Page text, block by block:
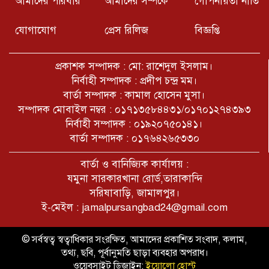
সাপাহার উপজেলার খঞ্জনপুর সীমান্তে ১টি
W Czacie Gołove AI odpowiada
naturalnie i płynnie na pytania
বাংলাদেশের ইতিহাসে আগষ্ট ৬৯ হতে
২৪ আলোচিত ঘটনাবলী
যোগাযোগ প্রেস রিলিজ বিজ্ঞপ্তি
প্রকাশক সম্পাদক : মো: রাশেদুল ইসলাম।
নির্বাহী সম্পাদক : প্রদীপ চন্দ্র মম।
বার্তা সম্পাদক : কামাল হোসেন মুসা।
সম্পাদক মোবাইল নম্বর : ০১৭১৩৫৮৪৪৩১/০১৭০১২৭৪৩৯৩
নির্বাহী সম্পাদক : ০১৯২০৭৫০১৪১।
বার্তা সম্পাদক : ০১৭৬৪২৬৫৩৩০
বার্তা ও বানিজ্যিক কার্যালয় :
যমুনা সারকারখানা রোর্ড,তারাকান্দি
সরিষাবাড়ি, জামালপুর।
ই-মেইল : jamalpursangbad24@gmail.com
© সর্বস্বত্ব স্বত্বাধিকার সংরক্ষিত, আমাদের প্রকাশিত সংবাদ, কলাম,
তথ্য, ছবি, পূর্বানুমতি ছাড়া ব্যবহার অপরাধ।
ওয়েবসাইট ডিজাইন:ইয়োলো হোস্ট